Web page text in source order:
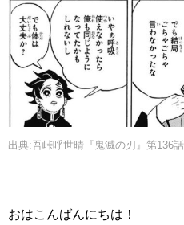
出典:吾峠呼世晴『鬼滅の刃』第136話
おはこんばんにちは！